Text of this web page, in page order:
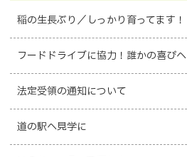
稲の生長ぶり／しっかり育ってます！
フードドライブに協力！誰かの喜びへ
法定受領の通知について
道の駅へ見学に